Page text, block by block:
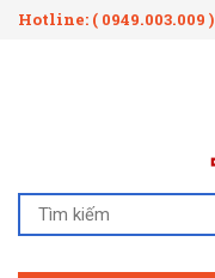
Hotline: ( 0949.003.009 )